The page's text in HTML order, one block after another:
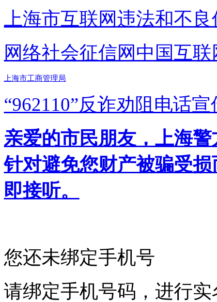
上海市互联网违法和不
网络社会征信网 中国互
上海市工商管理局
“962110”反诈劝阻电话宣
亲爱的市民朋友，上海
针对避免您财产被骗受
即接听。
您还未绑定手机号
请绑定手机号码，进行